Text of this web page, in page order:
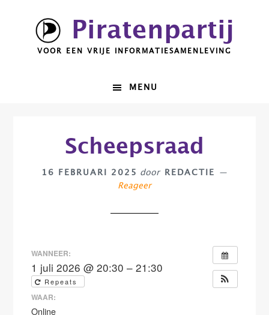
hoofdnavigatie
Piratenpartij
VOOR EEN VRIJE INFORMATIESAMENLEVING
MENU
Scheepsraad
16 FEBRUARI 2025 door
REDACTIE
Reageer
WANNEER:
1 juli 2026 @ 20:30 – 21:30
Repeats
WAAR:
Online